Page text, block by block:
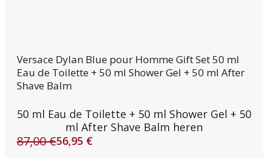
Versace Dylan Blue pour Homme Gift Set 50 ml
Eau de Toilette + 50 ml Shower Gel + 50 ml After
Shave Balm
50 ml Eau de Toilette + 50 ml Shower Gel + 50
ml After Shave Balm heren
87,00€
Oorspronkelijke
56,95 €
Huidige